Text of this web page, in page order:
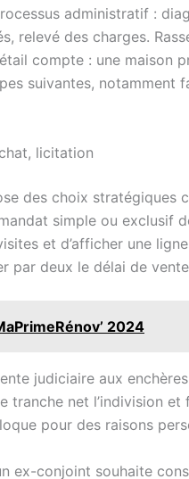
administratif :
relevé des charges.
compte : une maison
suivantes, notamment
licitation
des choix stratégiques
simple ou exclusif
et d’afficher une
par deux le délai de
2024
judiciaire aux
net l’indivision
pour des raisons
ex-conjoint souhaite